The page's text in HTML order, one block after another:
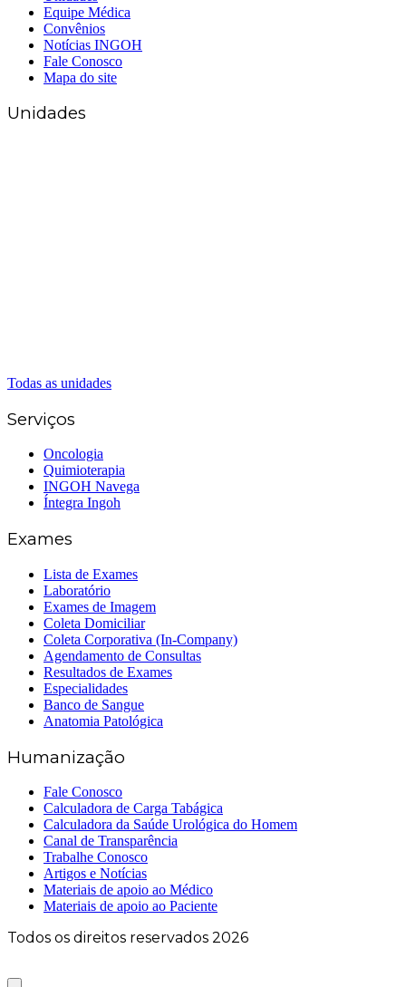
Equipe Médica
Convênios
Notícias INGOH
Fale Conosco
Mapa do site
Unidades
Todas as unidades
Serviços
Oncologia
Quimioterapia
INGOH Navega
Íntegra Ingoh
Exames
Lista de Exames
Laboratório
Exames de Imagem
Coleta Domiciliar
Coleta Corporativa (In-Company)
Agendamento de Consultas
Resultados de Exames
Especialidades
Banco de Sangue
Anatomia Patológica
Humanização
Fale Conosco
Calculadora de Carga Tabágica
Calculadora da Saúde Urológica do Homem
Canal de Transparência
Trabalhe Conosco
Artigos e Notícias
Materiais de apoio ao Médico
Materiais de apoio ao Paciente
Todos os direitos reservados 2026